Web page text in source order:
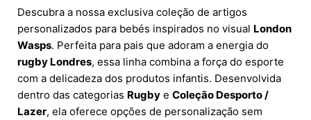
Descubra a nossa exclusiva coleção de artigos
personalizados para bebés inspirados no visual London
Wasps. Perfeita para pais que adoram a energia do
rugby Londres, essa linha combina a força do esporte
com a delicadeza dos produtos infantis. Desenvolvida
dentro das categorias Rugby e Coleção Desporto /
Lazer, ela oferece opções de personalização sem